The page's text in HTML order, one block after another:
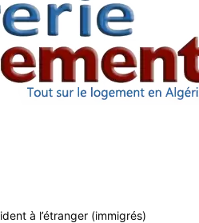
à l’étranger (immigrés)